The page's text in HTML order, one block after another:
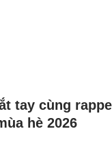
tay cùng
hè 2026